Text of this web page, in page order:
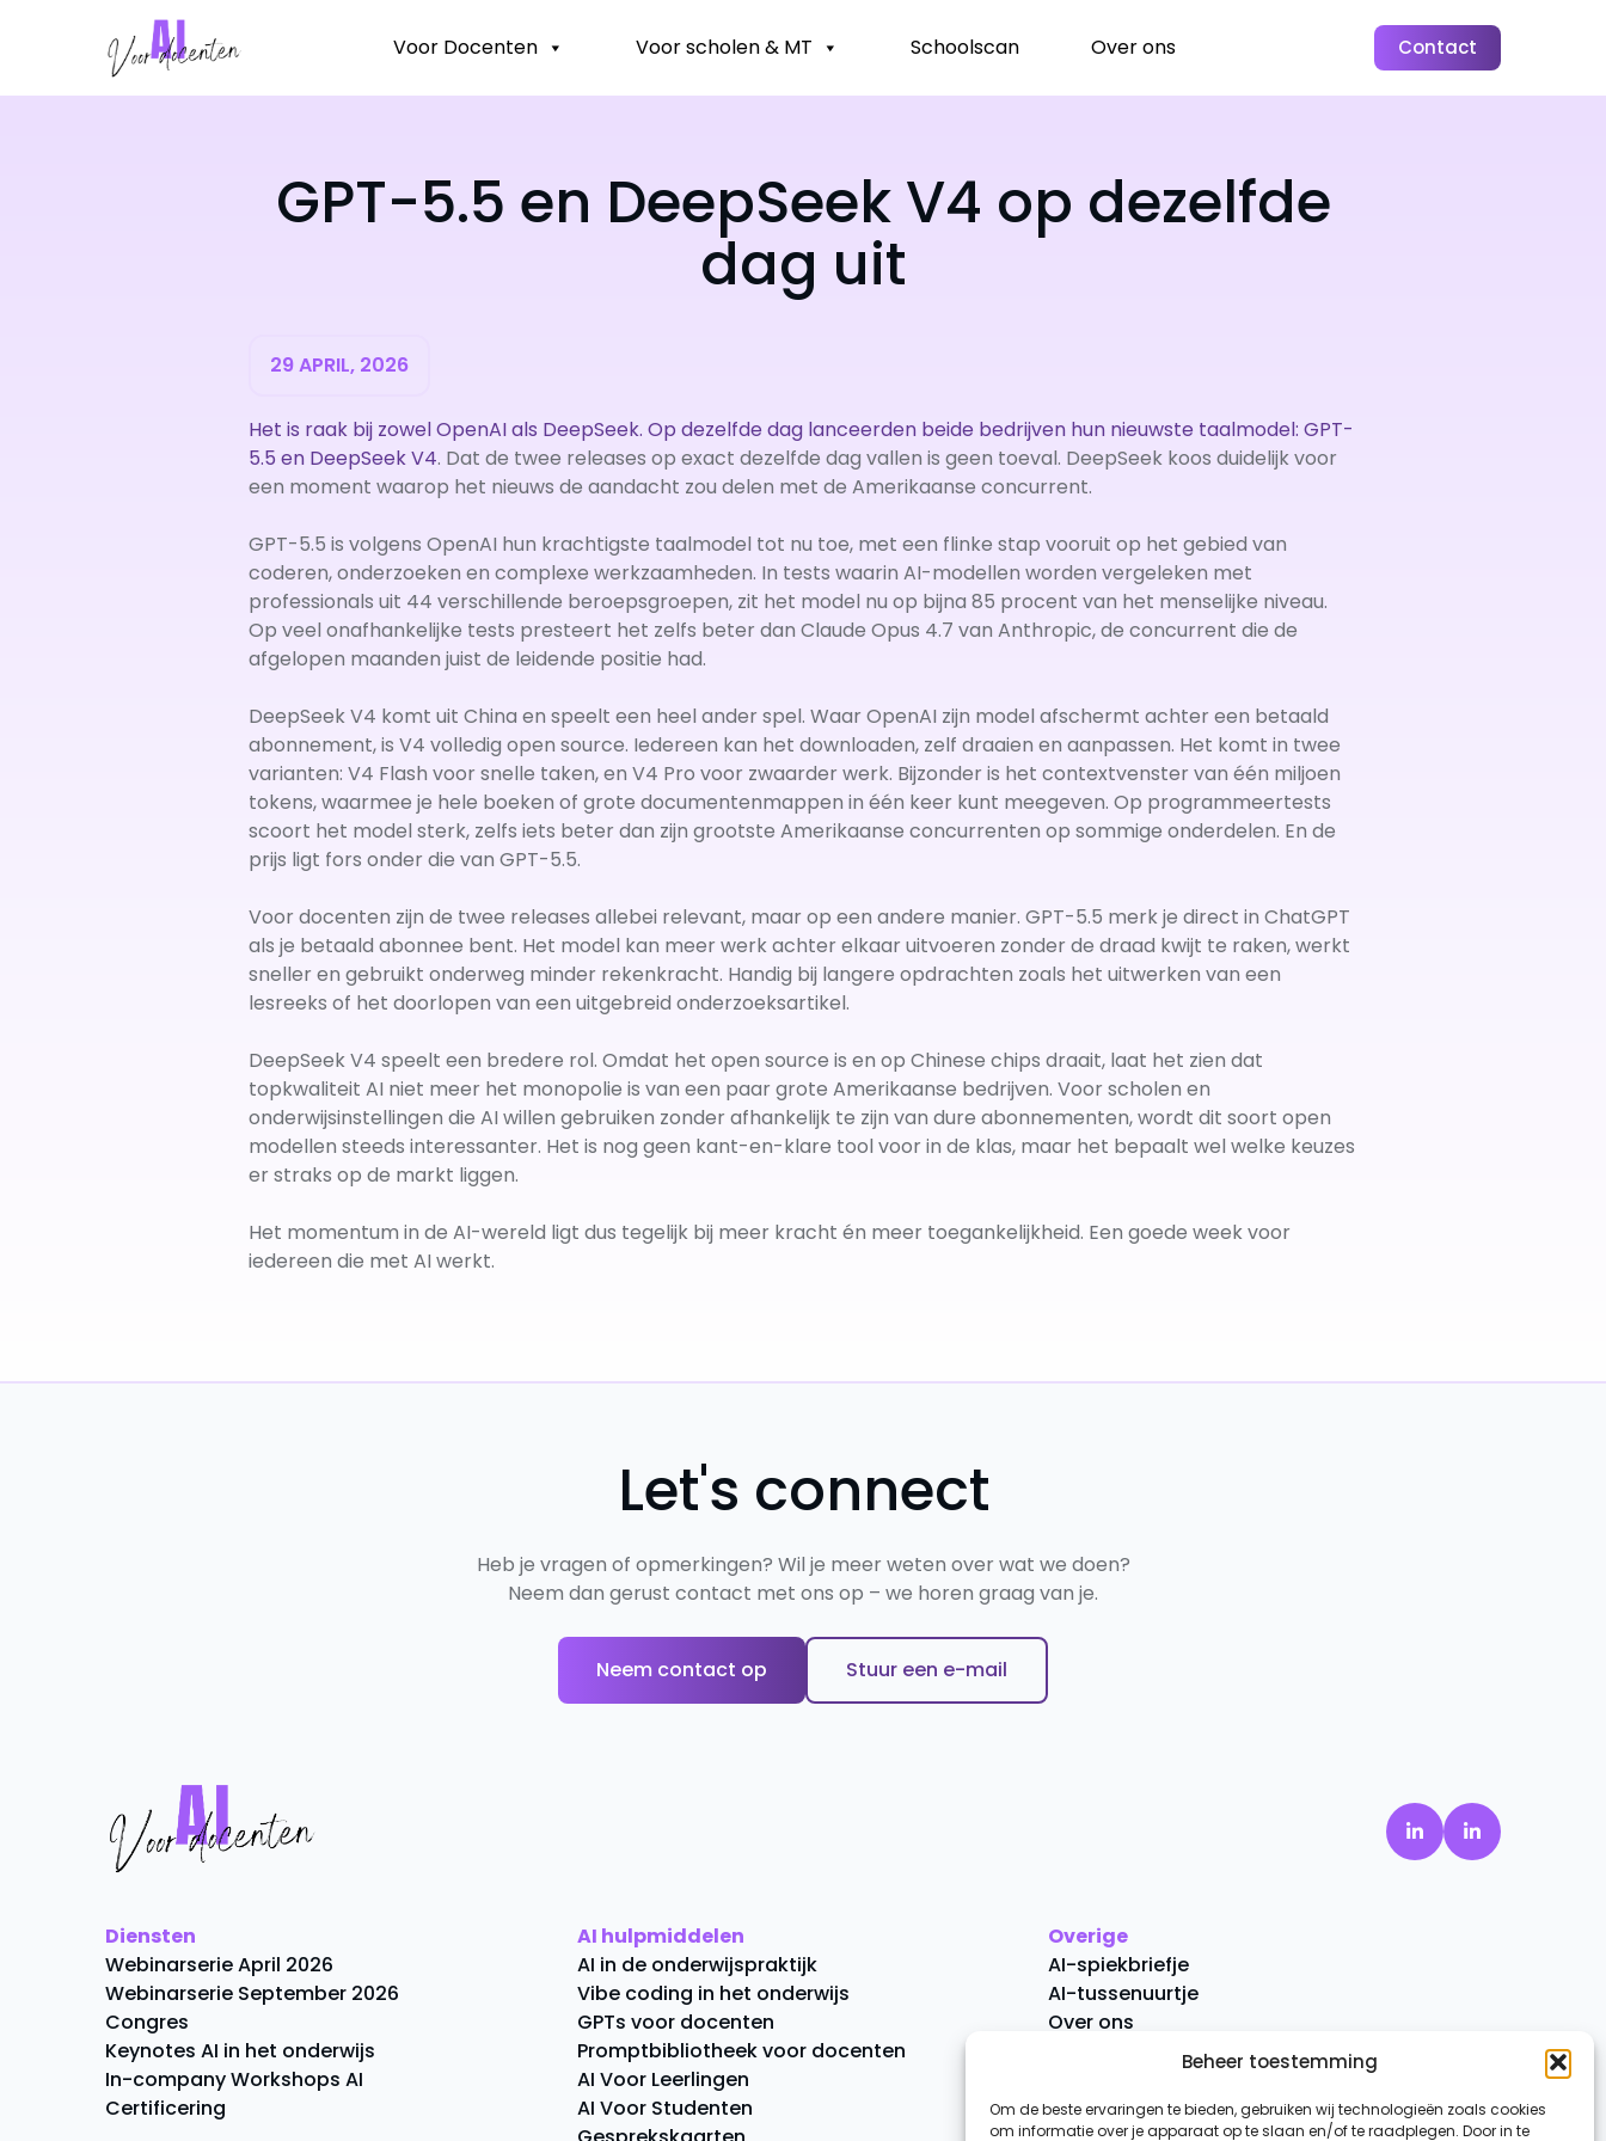
Beheer toestemming
Om de beste ervaringen te bieden, gebruiken wij technologieën zoals cookies
om informatie over je apparaat op te slaan en/of te raadplegen. Door in te
inhoud
Voor Docenten Voor scholen & MT Schoolscan Over ons Contact
GPT-5.5 en DeepSeek V4 op dezelfde
dag uit
29 APRIL, 2026
Het is raak bij zowel OpenAI als DeepSeek. Op dezelfde dag lanceerden beide bedrijven hun nieuwste taalmodel: GPT-
5.5 en DeepSeek V4. Dat de twee releases op exact dezelfde dag vallen is geen toeval. DeepSeek koos duidelijk voor
een moment waarop het nieuws de aandacht zou delen met de Amerikaanse concurrent.
GPT-5.5 is volgens OpenAI hun krachtigste taalmodel tot nu toe, met een flinke stap vooruit op het gebied van
coderen, onderzoeken en complexe werkzaamheden. In tests waarin AI-modellen worden vergeleken met
professionals uit 44 verschillende beroepsgroepen, zit het model nu op bijna 85 procent van het menselijke niveau.
Op veel onafhankelijke tests presteert het zelfs beter dan Claude Opus 4.7 van Anthropic, de concurrent die de
afgelopen maanden juist de leidende positie had.
DeepSeek V4 komt uit China en speelt een heel ander spel. Waar OpenAI zijn model afschermt achter een betaald
abonnement, is V4 volledig open source. Iedereen kan het downloaden, zelf draaien en aanpassen. Het komt in twee
varianten: V4 Flash voor snelle taken, en V4 Pro voor zwaarder werk. Bijzonder is het contextvenster van één miljoen
tokens, waarmee je hele boeken of grote documentenmappen in één keer kunt meegeven. Op programmeertests
scoort het model sterk, zelfs iets beter dan zijn grootste Amerikaanse concurrenten op sommige onderdelen. En de
prijs ligt fors onder die van GPT-5.5.
Voor docenten zijn de twee releases allebei relevant, maar op een andere manier. GPT-5.5 merk je direct in ChatGPT
als je betaald abonnee bent. Het model kan meer werk achter elkaar uitvoeren zonder de draad kwijt te raken, werkt
sneller en gebruikt onderweg minder rekenkracht. Handig bij langere opdrachten zoals het uitwerken van een
lesreeks of het doorlopen van een uitgebreid onderzoeksartikel.
DeepSeek V4 speelt een bredere rol. Omdat het open source is en op Chinese chips draait, laat het zien dat
topkwaliteit AI niet meer het monopolie is van een paar grote Amerikaanse bedrijven. Voor scholen en
onderwijsinstellingen die AI willen gebruiken zonder afhankelijk te zijn van dure abonnementen, wordt dit soort open
modellen steeds interessanter. Het is nog geen kant-en-klare tool voor in de klas, maar het bepaalt wel welke keuzes
er straks op de markt liggen.
Het momentum in de AI-wereld ligt dus tegelijk bij meer kracht én meer toegankelijkheid. Een goede week voor
iedereen die met AI werkt.
Let's connect
Heb je vragen of opmerkingen? Wil je meer weten over wat we doen?
Neem dan gerust contact met ons op – we horen graag van je.
Neem contact op Stuur een e-mail
Diensten
Webinarserie April 2026
Webinarserie September 2026
Congres
Keynotes AI in het onderwijs
In-company Workshops AI
Certificering
AI hulpmiddelen
AI in de onderwijspraktijk
Vibe coding in het onderwijs
GPTs voor docenten
Promptbibliotheek voor docenten
AI Voor Leerlingen
AI Voor Studenten
Overige
AI-spiekbriefje
AI-tussenuurtje
Over ons